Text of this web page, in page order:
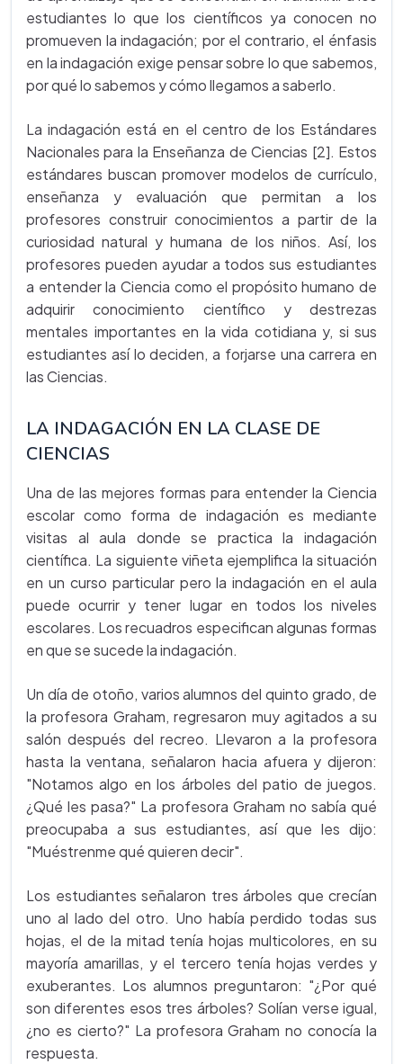
estudiantes lo que los científicos ya conocen no
promueven la indagación; por el contrario, el énfasis
en la indagación exige pensar sobre lo que sabemos,
por qué lo sabemos y cómo llegamos a saberlo.
La indagación está en el centro de los Estándares
Nacionales para la Enseñanza de Ciencias [2]. Estos
estándares buscan promover modelos de currículo,
enseñanza y evaluación que permitan a los
profesores construir conocimientos a partir de la
curiosidad natural y humana de los niños. Así, los
profesores pueden ayudar a todos sus estudiantes
a entender la Ciencia como el propósito humano de
adquirir conocimiento científico y destrezas
mentales importantes en la vida cotidiana y, si sus
estudiantes así lo deciden, a forjarse una carrera en
las Ciencias.
LA INDAGACIÓN EN LA CLASE DE
CIENCIAS
Una de las mejores formas para entender la Ciencia
escolar como forma de indagación es mediante
visitas al aula donde se practica la indagación
científica. La siguiente viñeta ejemplifica la situación
en un curso particular pero la indagación en el aula
puede ocurrir y tener lugar en todos los niveles
escolares. Los recuadros especifican algunas formas
en que se sucede la indagación.
Un día de otoño, varios alumnos del quinto grado, de
la profesora Graham, regresaron muy agitados a su
salón después del recreo. Llevaron a la profesora
hasta la ventana, señalaron hacia afuera y dijeron:
"Notamos algo en los árboles del patio de juegos.
¿Qué les pasa?" La profesora Graham no sabía qué
preocupaba a sus estudiantes, así que les dijo:
"Muéstrenme qué quieren decir".
Los estudiantes señalaron tres árboles que crecían
uno al lado del otro. Uno había perdido todas sus
hojas, el de la mitad tenía hojas multicolores, en su
mayoría amarillas, y el tercero tenía hojas verdes y
exuberantes. Los alumnos preguntaron: "¿Por qué
son diferentes esos tres árboles? Solían verse igual,
¿no es cierto?" La profesora Graham no conocía la
respuesta.